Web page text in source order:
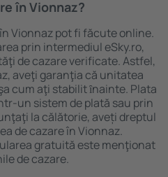
în Vionnaz?
Vionnaz pot fi făcute online.
prin intermediul eSky.ro,
de cazare verificate. Astfel,
aveţi garanţia că unitatea
cum aţi stabilit ȋnainte. Plata
un sistem de plată sau prin
la călătorie, aveți dreptul
de cazare în Vionnaz.
gratuită este menţionat
de cazare.